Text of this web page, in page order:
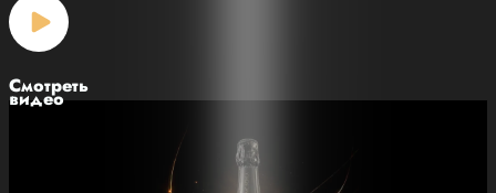
Смотреть
видео